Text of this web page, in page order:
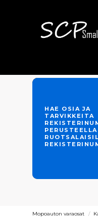
HAE OSIA JA
TARVIKKEITA
Mopoauton varaosat